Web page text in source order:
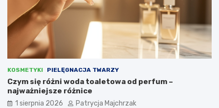
KOSMETYKI PIELĘGNACJA TWARZY
Czym się różni woda toaletowa od perfum –
najważniejsze różnice
1 sierpnia 2026 Patrycja Majchrzak